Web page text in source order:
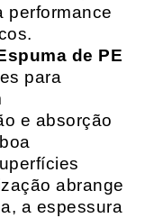
performance
de PE
para
e absorção
abrange
a espessura